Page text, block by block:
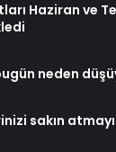
Haziran ve
neden
sakın